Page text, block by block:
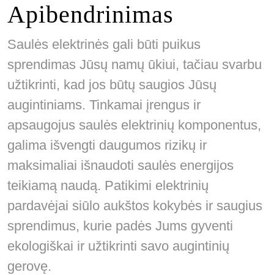
Apibendrinimas
Saulės elektrinės gali būti puikus
sprendimas Jūsų namų ūkiui, tačiau svarbu
užtikrinti, kad jos būtų saugios Jūsų
augintiniams. Tinkamai įrengus ir
apsaugojus saulės elektrinių komponentus,
galima išvengti daugumos rizikų ir
maksimaliai išnaudoti saulės energijos
teikiamą naudą. Patikimi elektrinių
pardavėjai siūlo aukštos kokybės ir saugius
sprendimus, kurie padės Jums gyventi
ekologiškai ir užtikrinti savo augintinių
gerovę.